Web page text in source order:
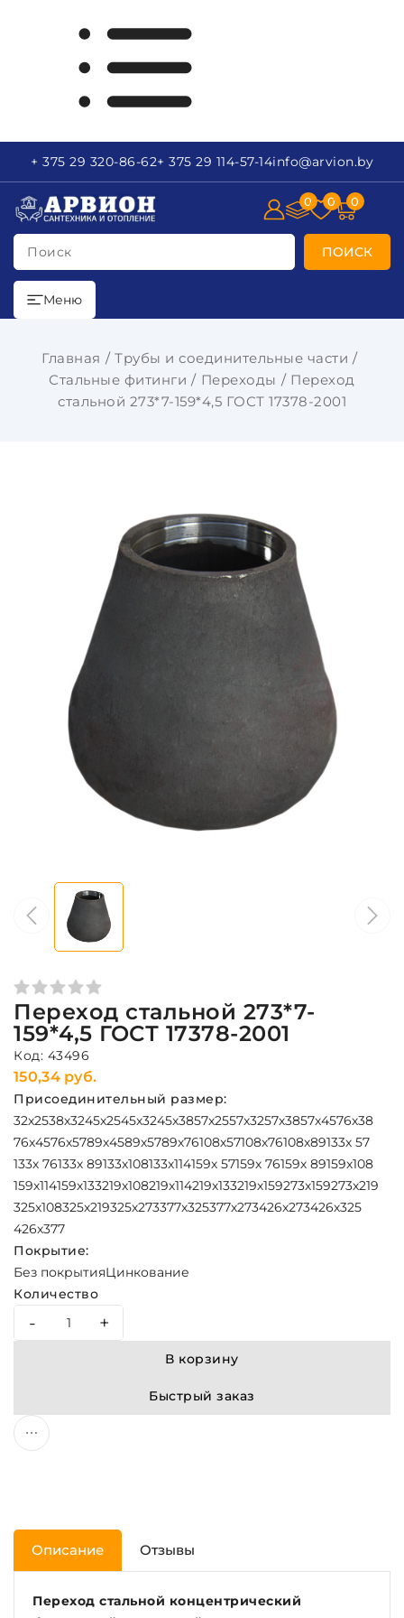
+ 375 29 320-86-62+ 375 29 114-57-14info@arvion.by
Поиск ПОИСК
0 0 0
Меню
Главная
Трубы и соединительные части
Стальные фитинги
Переходы
Переход
стальной 273*7-159*4,5 ГОСТ 17378-2001
Переход стальной 273*7-
159*4,5 ГОСТ 17378-2001
Код: 43496
150,34 руб.
Присоединительный размер:
32х2538х3245х2545х3245х3857х2557х3257х3857х4576х38
76х4576х5789х4589х5789х76108х57108х76108х89133х 57
133х 76133х 89133х108133х114159х 57159х 76159х 89159х108
159х114159х133219х108219х114219х133219х159273х159273х219
325х108325х219325х273377х325377х273426х273426х325
426х377
Покрытие:
Без покрытияЦинкование
Количество
- +
В корзину
Быстрый заказ
Описание Отзывы
Переход стальной концентрический